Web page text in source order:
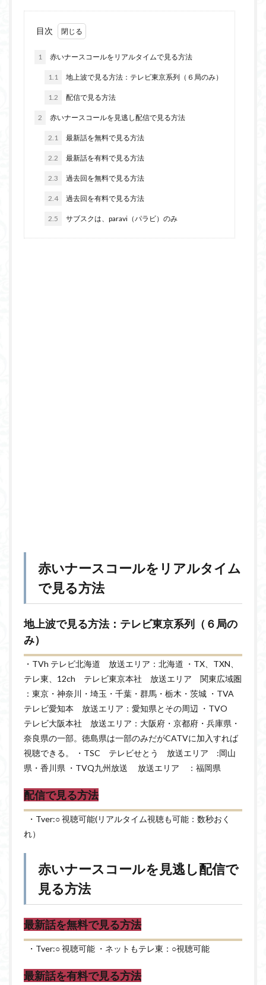
目次
1 赤いナースコールをリアルタイムで見る方法
1.1 地上波で見る方法：テレビ東京系列（６局のみ）
1.2 配信で見る方法
2 赤いナースコールを見逃し配信で見る方法
2.1 最新話を無料で見る方法
2.2 最新話を有料で見る方法
2.3 過去回を無料で見る方法
2.4 過去回を有料で見る方法
2.5 サブスクは、paravi（パラビ）のみ
赤いナースコールをリアルタイム
で見る方法
地上波で見る方法：テレビ東京系列（６局の
み）
・TVh テレビ北海道 放送エリア：北海道 ・TX、TXN、
テレ東、12ch テレビ東京本社 放送エリア 関東広域圏
：東京・神奈川・埼玉・千葉・群馬・栃木・茨城 ・TVA
テレビ愛知本 放送エリア：愛知県とその周辺 ・TVO
テレビ大阪本社 放送エリア：大阪府・京都府・兵庫県・
奈良県の一部。徳島県は一部のみだがCATVに加入すれば
視聴できる。 ・TSC テレビせとう 放送エリア :岡山
県・香川県 ・TVQ九州放送 放送エリア ：福岡県
配信で見る方法
・Tver:○ 視聴可能(リアルタイム視聴も可能：数秒おく
れ）
赤いナースコールを見逃し配信で
見る方法
最新話を無料で見る方法
・Tver:○ 視聴可能 ・ネットもテレ東：○視聴可能
最新話を有料で見る方法